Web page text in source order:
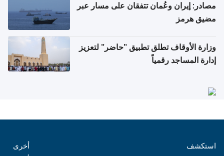
مصادر: إيران وعُمان تتفقان على مسار عبر
مضيق هرمز
وزارة الأوقاف تطلق تطبيق "حاضر" لتعزيز
إدارة المساجد رقمياً
استكشف أخرى